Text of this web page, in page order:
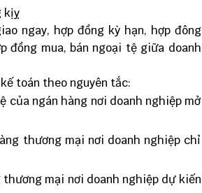
kịỵ
ngay, hợp đồng kỳ hạn, hợp đông
đồng mua, bán ngoại tệ giữa doanh
toán theo nguyên tắc:
của ngán hàng nơi doanh nghiệp mở
thương mại nơi doanh nghiệp chỉ
mại nơi doanh nghiệp dự kiến